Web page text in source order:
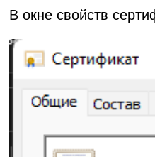
В окне свойств